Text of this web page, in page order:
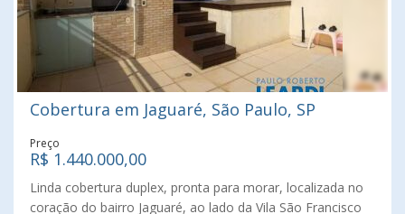
Cobertura em Jaguaré, São Paulo, SP
Preço
R$ 1.440.000,00
Linda cobertura duplex, pronta para morar, localizada no
coração do bairro Jaguaré, ao lado da Vila São Francisco